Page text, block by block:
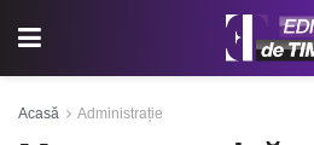
Acasă Administrație